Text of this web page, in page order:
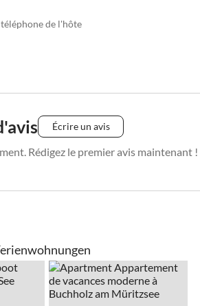
de l'hôte
Écrire un avis
Rédigez le premier avis maintenant !